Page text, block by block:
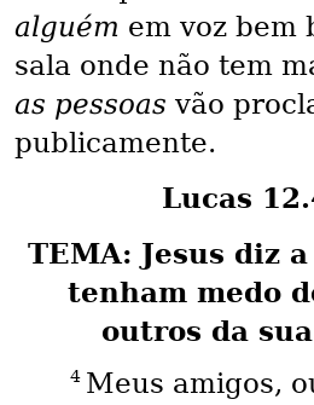
alguém em voz bem
sala onde não tem
as pessoas vão
publicamente.
Lucas
TEMA: Jesus diz
tenham medo
outros da
4 Meus amigos,